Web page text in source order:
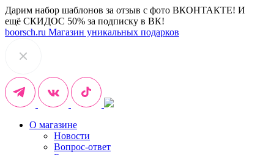
Дарим набор шаблонов за отзыв с фото ВКОНТАКТЕ! И
ещё СКИДОС 50% за подписку в ВК!
boorsch.ru Магазин уникальных подарков
О магазине
Новости
Вопрос-ответ